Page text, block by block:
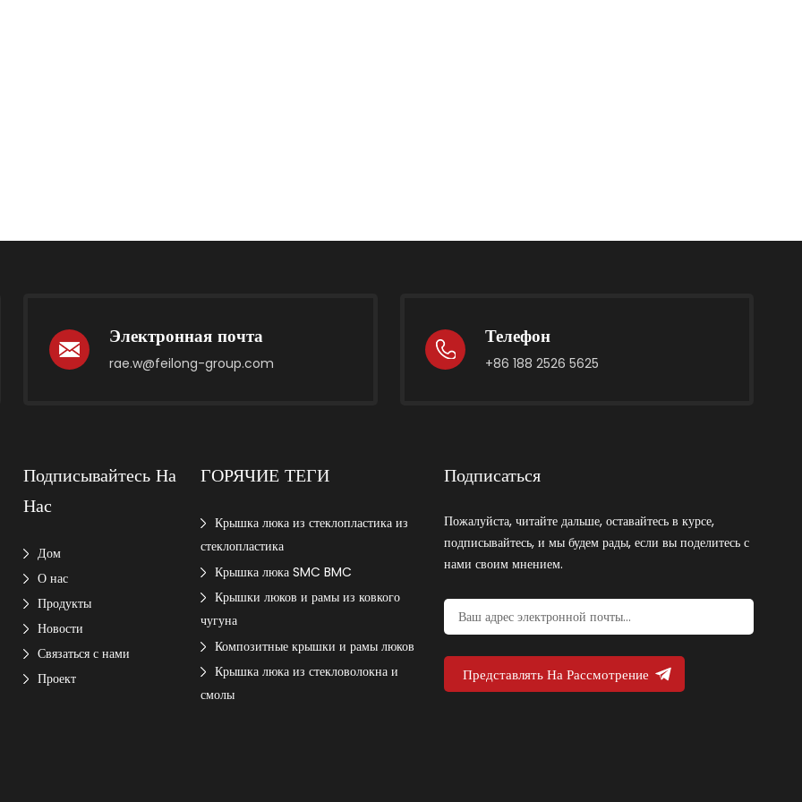
Электронная почта
rae.w@feilong-group.com
Телефон
+86 188 2526 5625
Подписывайтесь На
Нас
Дом
О нас
Продукты
Новости
Связаться с нами
Проект
ГОРЯЧИЕ ТЕГИ
Крышка люка из стеклопластика из
стеклопластика
Крышка люка SMC BMC
Крышки люков и рамы из ковкого
чугуна
Композитные крышки и рамы люков
Крышка люка из стекловолокна и
смолы
Подписаться
Пожалуйста, читайте дальше, оставайтесь в курсе,
подписывайтесь, и мы будем рады, если вы поделитесь с
нами своим мнением.
Представлять На Рассмотрение